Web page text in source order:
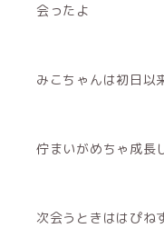
会ったよ
みこちゃんは初日以
佇まいがめちゃ成長
次会うときははぴね